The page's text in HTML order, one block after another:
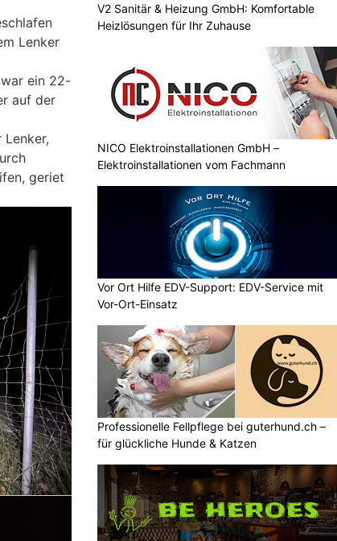
Lenker
ein 22-
auf der
geriet
V2 Sanitär & Heizung GmbH: Komfortable
Heizlösungen für Ihr Zuhause
NICO Elektroinstallationen GmbH –
Elektroinstallationen vom Fachmann
Vor Ort Hilfe EDV-Support: EDV-Service mit
Vor-Ort-Einsatz
Professionelle Fellpflege bei guterhund.ch –
für glückliche Hunde & Katzen